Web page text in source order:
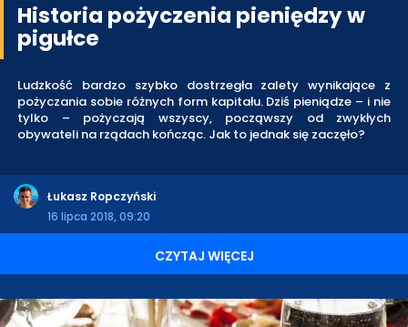
Historia pożyczenia pieniędzy w
pigułce
Ludzkość bardzo szybko dostrzegła zalety wynikające z
pożyczania sobie różnych form kapitału. Dziś pieniądze – i nie
tylko – pożyczają wszyscy, począwszy od zwykłych
obywateli na rządach kończąc. Jak to jednak się zaczęło?
Łukasz Ropczyński
16 lipca 2018, 09:20
CZYTAJ WIĘCEJ